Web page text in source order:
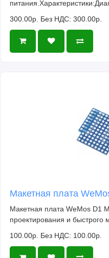
300.00р. Без НДС: 300.00р.
Макетная плата
Макетная плата WeMos D1
проектирования и быстрого
100.00р. Без НДС: 100.00р.